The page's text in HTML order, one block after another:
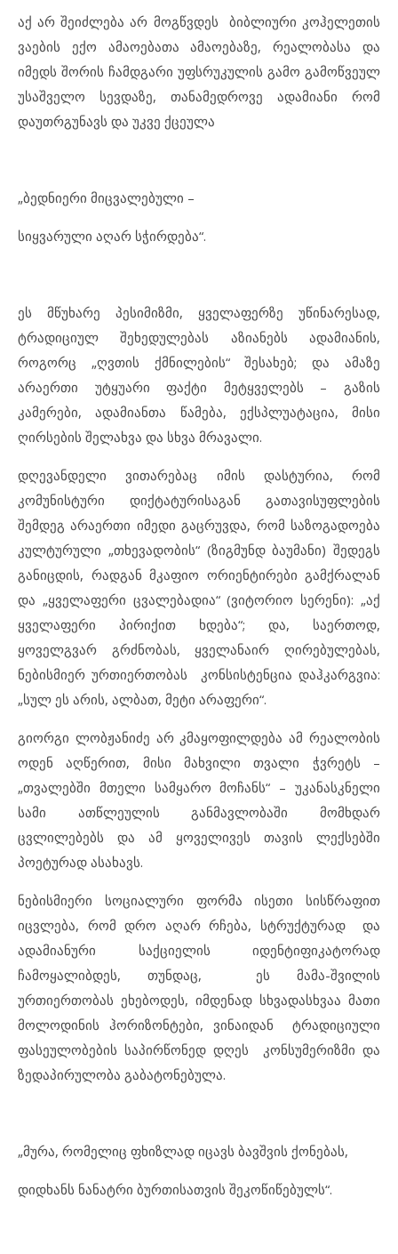
აქ არ შეიძლება არ მოგწვდეს ბიბლიური კოჰელეთის
ვაების ექო ამაოებათა ამაოებაზე, რეალობასა და
იმედს შორის ჩამდგარი უფსრუკულის გამო გამოწვეულ
უსაშველო სევდაზე, თანამედროვე ადამიანი რომ
დაუთრგუნავს და უკვე ქცეულა
„ბედნიერი მიცვალებული –
სიყვარული აღარ სჭირდება“.
ეს მწუხარე პესიმიზმი, ყველაფერზე უწინარესად,
ტრადიციულ შეხედულებას აზიანებს ადამიანის,
როგორც „ღვთის ქმნილების“ შესახებ; და ამაზე
არაერთი უტყუარი ფაქტი მეტყველებს – გაზის
კამერები, ადამიანთა წამება, ექსპლუატაცია, მისი
ღირსების შელახვა და სხვა მრავალი.
დღევანდელი ვითარებაც იმის დასტურია, რომ
კომუნისტური დიქტატურისაგან გათავისუფლების
შემდეგ არაერთი იმედი გაცრუვდა, რომ საზოგადოება
კულტურული „თხევადობის“ (ზიგმუნდ ბაუმანი) შედეგს
განიცდის, რადგან მკაფიო ორიენტირები გამქრალან
და „ყველაფერი ცვალებადია“ (ვიტორიო სერენი): „აქ
ყველაფერი პირიქით ხდება“; და, საერთოდ,
ყოველგვარ გრძნობას, ყველანაირ ღირებულებას,
ნებისმიერ ურთიერთობას კონსისტენცია დაჰკარგვია:
„სულ ეს არის, ალბათ, მეტი არაფერი“.
გიორგი ლობჟანიძე არ კმაყოფილდება ამ რეალობის
ოდენ აღწერით, მისი მახვილი თვალი ჭვრეტს –
„თვალებში მთელი სამყარო მოჩანს“ – უკანასკნელი
სამი ათწლეულის განმავლობაში მომხდარ
ცვლილებებს და ამ ყოველივეს თავის ლექსებში
პოეტურად ასახავს.
ნებისმიერი სოციალური ფორმა ისეთი სისწრაფით
იცვლება, რომ დრო აღარ რჩება, სტრუქტურად და
ადამიანური საქციელის იდენტიფიკატორად
ჩამოყალიბდეს, თუნდაც, ეს მამა-შვილის
ურთიერთობას ეხებოდეს, იმდენად სხვადასხვაა მათი
მოლოდინის ჰორიზონტები, ვინაიდან ტრადიციული
ფასეულობების საპირწონედ დღეს კონსუმერიზმი და
ზედაპირულობა გაბატონებულა.
„მურა, რომელიც ფხიზლად იცავს ბავშვის ქონებას,
დიდხანს ნანატრი ბურთისათვის შეკოწიწებულს“.